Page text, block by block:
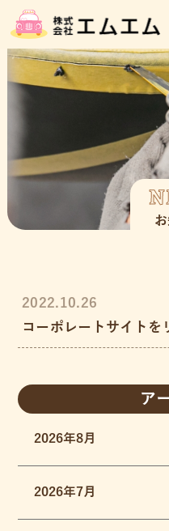
2022.10.26
コーポレートサイトを
ア
2026年8月
2026年7月